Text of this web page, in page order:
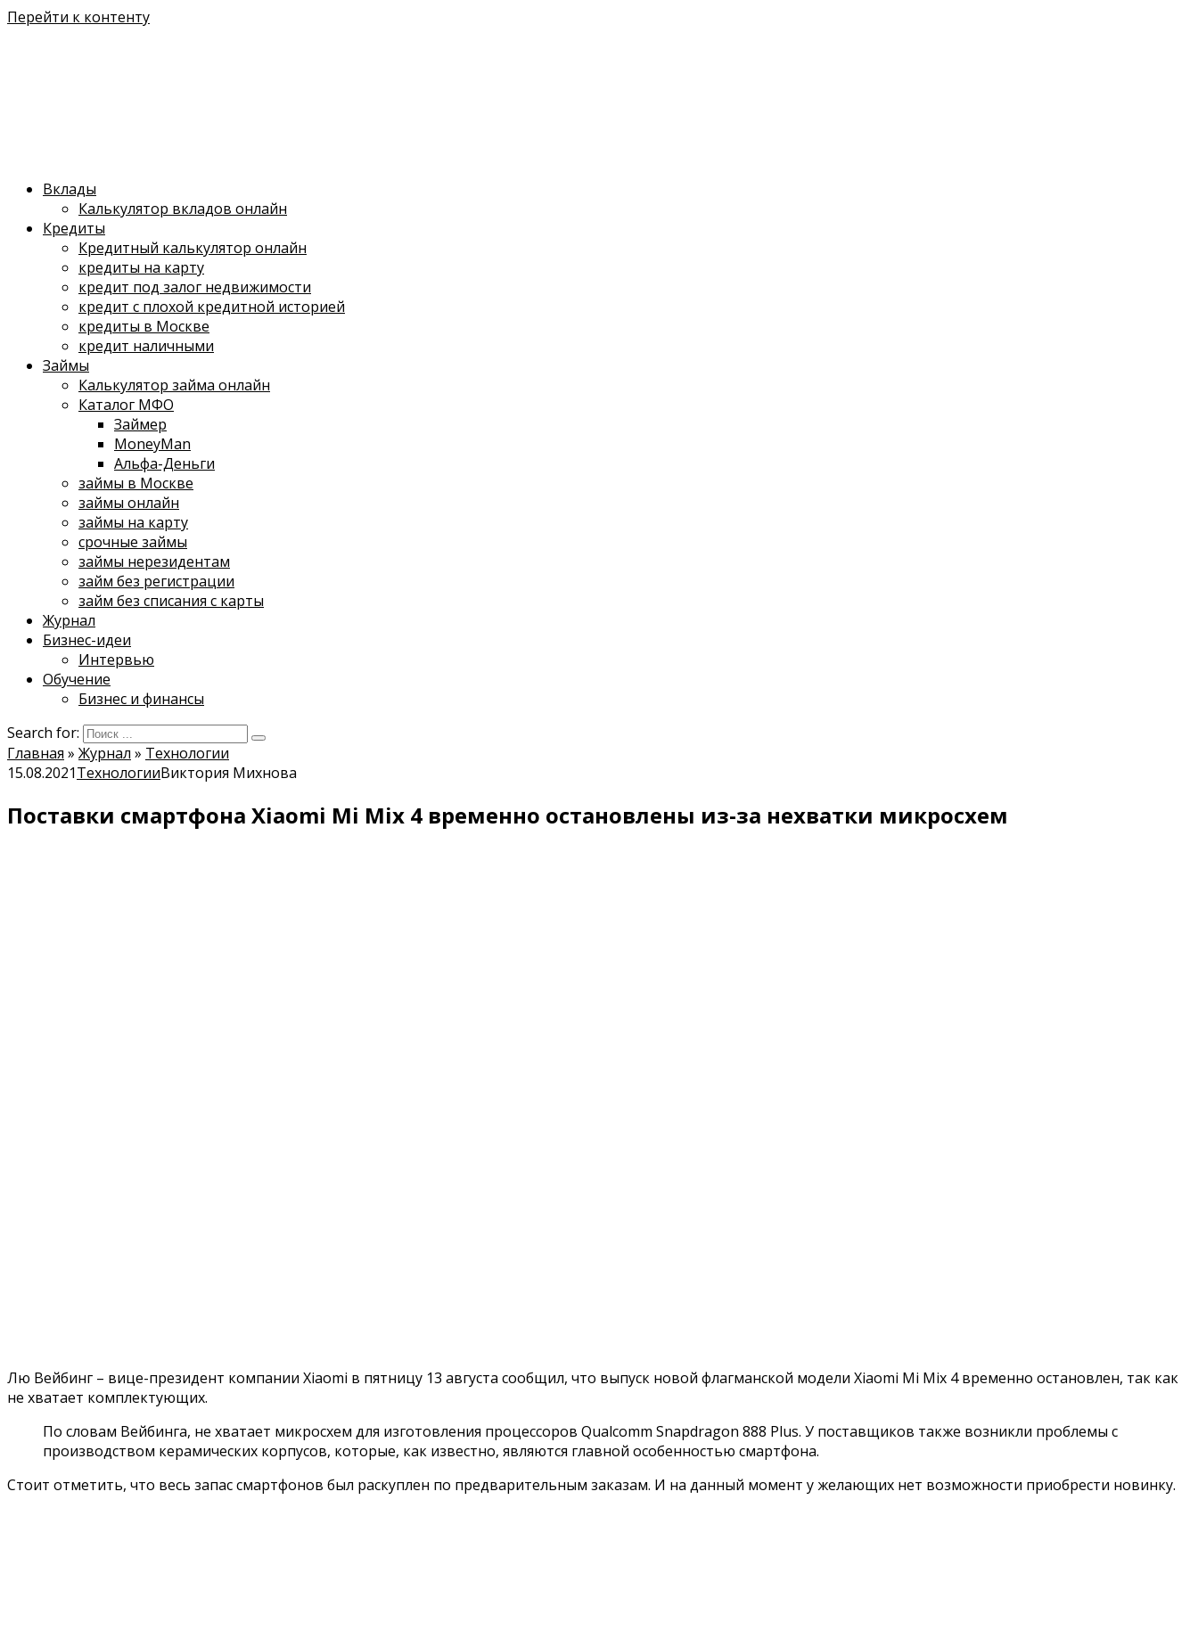
Перейти к контенту
Вклады
Калькулятор вкладов онлайн
Кредиты
Кредитный калькулятор онлайн
кредиты на карту
кредит под залог недвижимости
кредит с плохой кредитной историей
кредиты в Москве
кредит наличными
Займы
Калькулятор займа онлайн
Каталог МФО
Займер
MoneyMan
Альфа-Деньги
займы в Москве
займы онлайн
займы на карту
срочные займы
займы нерезидентам
займ без регистрации
займ без списания с карты
Журнал
Бизнес-идеи
Интервью
Обучение
Бизнес и финансы
Search for:
Главная » Журнал » Технологии
15.08.2021ТехнологииВиктория Михнова
Поставки смартфона Xiaomi Mi Mix 4 временно остановлены из-за нехватки микросхем
Лю Вейбинг – вице-президент компании Xiaomi в пятницу 13 августа сообщил, что выпуск новой флагманской модели Xiaomi Mi Mix 4 временно остановлен, так как
не хватает комплектующих.
По словам Вейбинга, не хватает микросхем для изготовления процессоров Qualcomm Snapdragon 888 Plus. У поставщиков также возникли проблемы с
производством керамических корпусов, которые, как известно, являются главной особенностью смартфона.
Стоит отметить, что весь запас смартфонов был раскуплен по предварительным заказам. И на данный момент у желающих нет возможности приобрести новинку.